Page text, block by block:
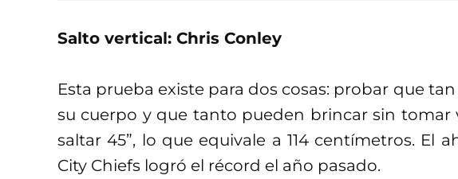
Salto vertical: Chris Conley
Esta prueba existe para dos cosas: probar que
su cuerpo y que tanto pueden brincar sin tomar
saltar 45”, lo que equivale a 114 centímetros. El
City Chiefs logró el récord el año pasado.